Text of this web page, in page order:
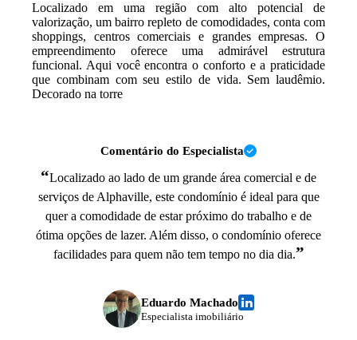
Localizado em uma região com alto potencial de
valorização, um bairro repleto de comodidades, conta com
shoppings, centros comerciais e grandes empresas. O
empreendimento oferece uma admirável estrutura
funcional. Aqui você encontra o conforto e a praticidade
que combinam com seu estilo de vida. Sem laudêmio.
Decorado na torre
Comentário do Especialista
“Localizado ao lado de um grande área comercial e de
serviços de Alphaville, este condomínio é ideal para que
quer a comodidade de estar próximo do trabalho e de
ótima opções de lazer. Além disso, o condomínio oferece
facilidades para quem não tem tempo no dia dia.”
Eduardo Machado
Especialista imobiliário